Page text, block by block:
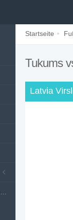
Startseite
Tukums
Latvia